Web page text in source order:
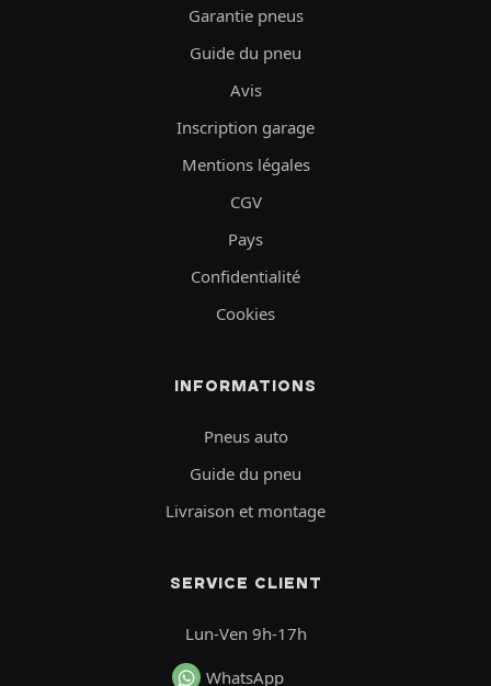
Garantie pneus
Guide du pneu
Avis
Inscription garage
Mentions légales
CGV
Pays
Confidentialité
Cookies
INFORMATIONS
Pneus auto
Guide du pneu
Livraison et montage
SERVICE CLIENT
Lun-Ven 9h-17h
WhatsApp